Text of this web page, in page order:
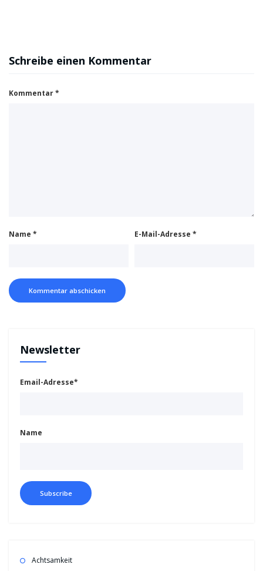
Schreibe einen Kommentar
Kommentar*
Name * E-Mail-Adresse *
Newsletter
Email-Adresse*
Name
Achtsamkeit